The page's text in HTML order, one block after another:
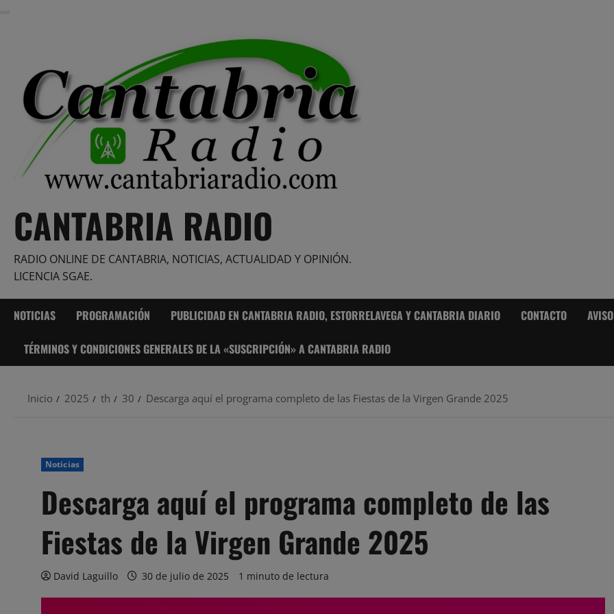
CANTABRIA RADIO
RADIO ONLINE DE CANTABRIA, NOTICIAS, ACTUALIDAD Y OPINIÓN.
LICENCIA SGAE.
NOTICIAS PROGRAMACIÓN PUBLICIDAD EN CANTABRIA RADIO, ESTORRELAVEGA Y CANTABRIA DIARIO CONTACTO
TÉRMINOS Y CONDICIONES GENERALES DE LA «SUSCRIPCIÓN» A CANTABRIA RADIO
Inicio 2025 th 30 Descarga aquí el programa completo de las Fiestas de la Virgen Grande 2025
Noticias
Descarga aquí el programa completo de las
Fiestas de la Virgen Grande 2025
David Laguillo 30 de julio de 2025 1 minuto de lectura